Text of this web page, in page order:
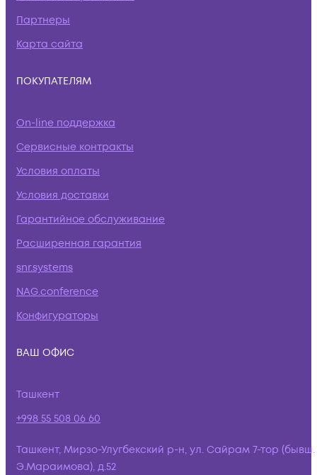
Партнеры
Карта сайта
ПОКУПАТЕЛЯМ
On-line поддержка
Сервисные контракты
Условия оплаты
Условия доставки
Гарантийное обслуживание
Расширенная гарантия
snr.systems
NAG.conference
Конфигураторы
ВАШ ОФИС
Ташкент
+998 55 508 06 60
Ташкент, Мирзо-Улугбекский р-н, ул. Сайрам 7-тор (бывш.
Э.Мараимова), д.52